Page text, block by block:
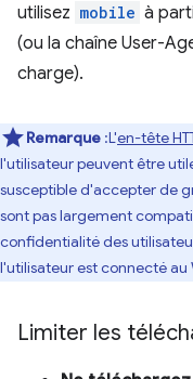
utilisez mobile à
(ou la chaîne User-
charge).
Remarque :L'en-tête
l'utilisateur peuvent être
susceptible d'accepter de
sont pas largement
confidentialité des
l'utilisateur est connecté au
Limiter les